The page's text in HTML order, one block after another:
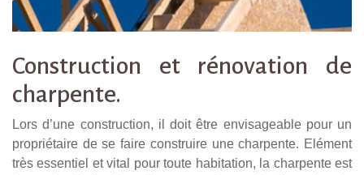
Construction et rénovation de
charpente.
Lors d’une construction, il doit être envisageable pour un
propriétaire de se faire construire une charpente. Elément
très essentiel et vital pour toute habitation, la charpente est